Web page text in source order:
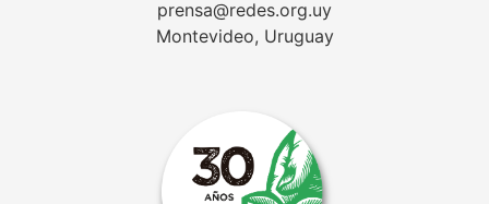
prensa@redes.org.uy
Montevideo, Uruguay